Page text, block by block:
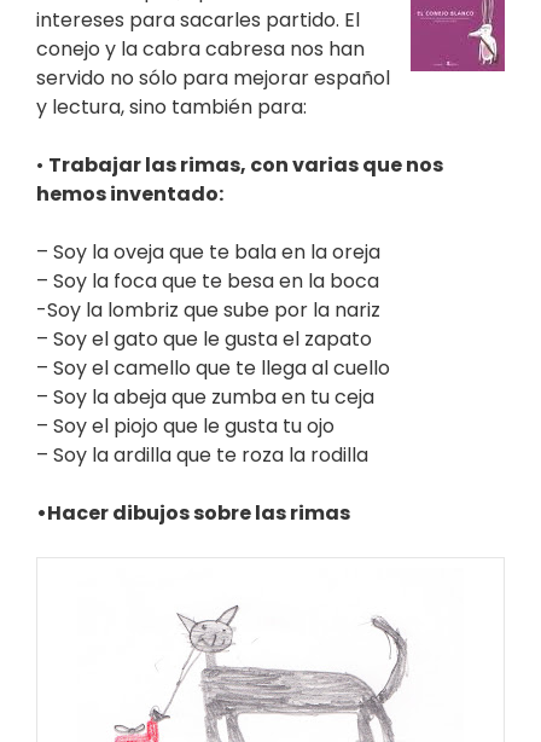
intereses para sacarles partido. El
conejo y la cabra cabresa nos han
servido no sólo para mejorar español
y lectura, sino también para:
• Trabajar las rimas, con varias que nos
hemos inventado:
– Soy la oveja que te bala en la oreja
– Soy la foca que te besa en la boca
-Soy la lombriz que sube por la nariz
– Soy el gato que le gusta el zapato
– Soy el camello que te llega al cuello
– Soy la abeja que zumba en tu ceja
– Soy el piojo que le gusta tu ojo
– Soy la ardilla que te roza la rodilla
•Hacer dibujos sobre las rimas